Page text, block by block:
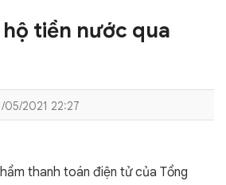
tiền nước qua
05/2021 22:27
thanh toán điện tử của Tổng